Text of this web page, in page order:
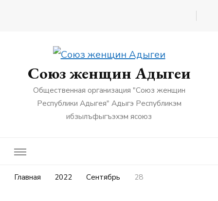
Союз женщин Адыгеи
Общественная организация "Союз женщин
Республики Адыгея" Адыгэ Республикэм
ибзылъфыгъэхэм ясоюз
Главная 2022 Сентябрь 28